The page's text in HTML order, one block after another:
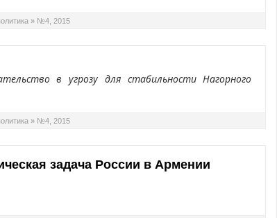
» №4, 2015
в угрозу для стабильности Нагорного
» №4, 2015
задача России в Армении